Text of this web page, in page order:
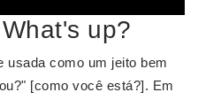
up?
usada como um jeito bem
[como você está?]. Em